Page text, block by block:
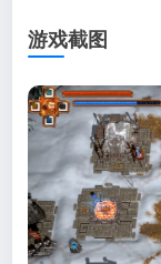
游戏截图